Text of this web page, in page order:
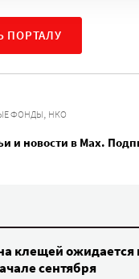
ПОРТАЛУ
ФОНДЫ, НКО
и новости в Max.
клещей ожидается
сентября